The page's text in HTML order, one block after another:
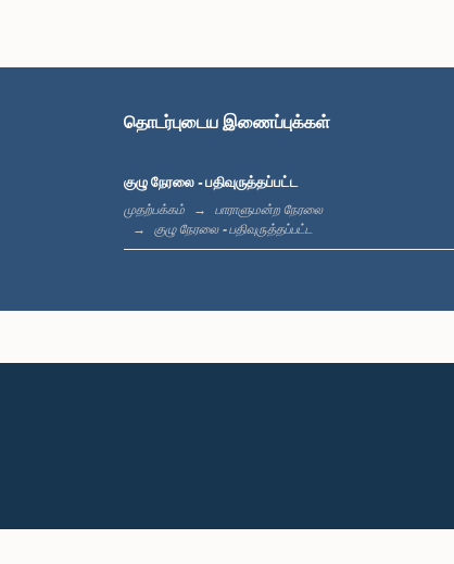
தொடர்புடைய இணைப்புக்கள்
குழு நேரலை - பதிவுருத்தப்பட்ட
முதற்பக்கம்
பாராளுமன்ற நேரலை
குழு நேரலை - பதிவுருத்தப்பட்ட